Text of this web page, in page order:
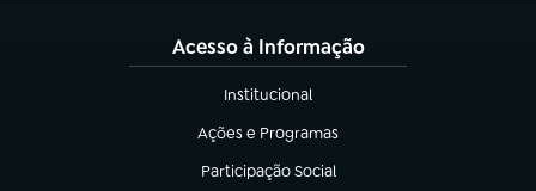
Acesso à Informação
Institucional
(abre em nova aba)
Ações e Programas
(abre em nova aba)
Participação Social
(abre em nova aba)